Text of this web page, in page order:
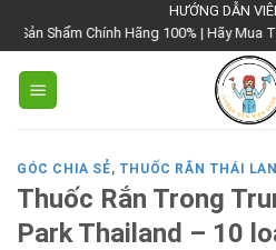
đến
nội
dung
HƯỚNG DẪN
100% | Hãy Mua Thuốc Rắn Thái Lan
GÓC CHIA SẺ, THUỐC RẮN THÁI LAN
Thuốc Rắn Trong
Park Thailand – 10